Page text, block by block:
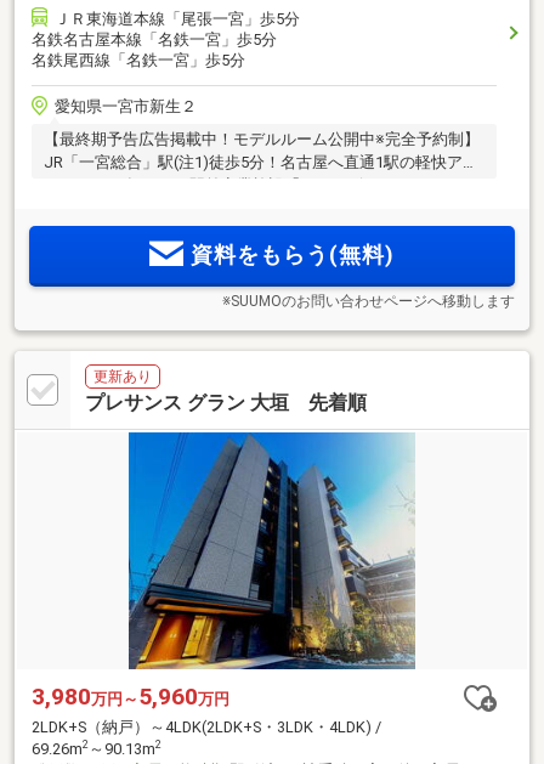
ＪＲ東海道本線「尾張一宮」歩5分
名鉄名古屋本線「名鉄一宮」歩5分
名鉄尾西線「名鉄一宮」歩5分
愛知県一宮市新生２
【最終期予告広告掲載中！モデルルーム公開中※完全予約制】
JR「一宮総合」駅(注1)徒歩5分！名古屋へ直通1駅の軽快アク
計！進化する駅前の便利さと、落ち着いた住み心地。両方を
資料をもらう(無料)
※SUUMOのお問い合わせページへ移動します
更新あり
プレサンス グラン 大垣 先着順
3,980万円～ 5,960万円
2LDK+S（納戸）～4LDK(2LDK+S・3LDK・4LDK) /
69.26m2 ～90.13m2